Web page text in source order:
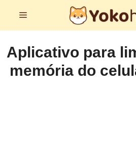
o
conteúdo
Menu
Aplicativo para
memória do